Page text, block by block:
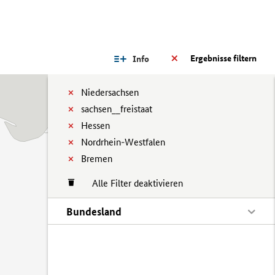
Ergebnisse filtern
Info
Niedersachsen
sachsen__freistaat
Hessen
Nordrhein-Westfalen
Bremen
Alle Filter deaktivieren
Bundesland